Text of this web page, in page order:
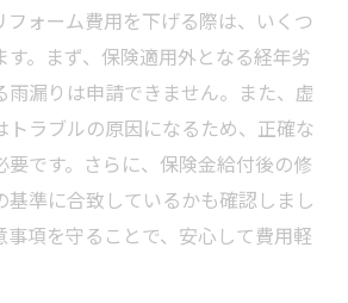
フォーム費用を下げる際は、いくつ
す。まず、保険適用外となる経年劣
漏りは申請できません。また、虚
トラブルの原因になるため、正確な
要です。さらに、保険金給付後の修
基準に合致しているかも確認しまし
事項を守ることで、安心して費用軽